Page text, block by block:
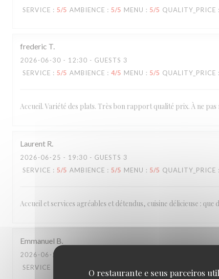
O restaurante e seus parceiros
SERVICE : 5/5 AMBIENCE : 5/5 MENU : 5/5 QUALITY_PRICE
frederic T
2026-06-30 - 12:30 - GUESTS 3
SERVICE : 5/5 AMBIENCE : 4/5 MENU : 5/5 QUALITY_PRICE
Accueil. Variété des plats. Très bon rapport qualité prix. À ne pas
Laurent R
2026-06-25 - 19:30 - GUESTS 3
SERVICE : 5/5 AMBIENCE : 5/5 MENU : 5/5 QUALITY_PRICE
Accueil et services agréables et détendus, cuisine délicieuse : que
Emmanuel B
2026-06-20
SERVICE